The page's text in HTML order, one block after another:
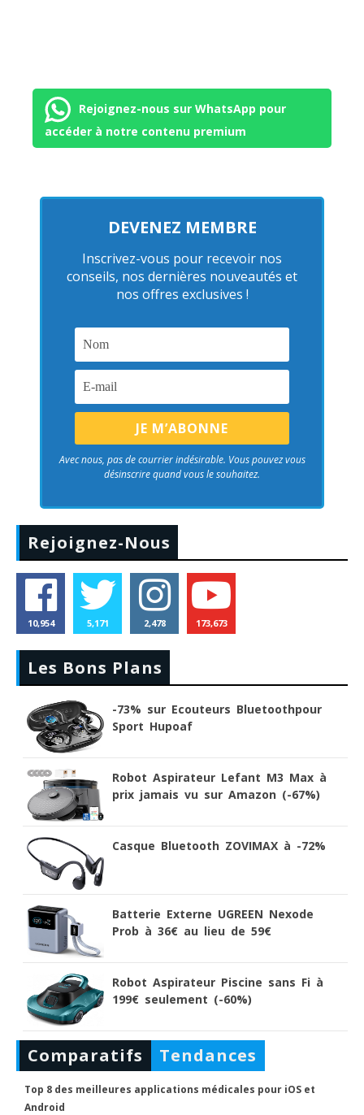
Rejoignez-nous sur WhatsApp pour
accéder à notre contenu premium
DEVENEZ MEMBRE
Inscrivez-vous pour recevoir nos
conseils, nos dernières nouveautés et
nos offres exclusives !
Avec nous, pas de courrier indésirable. Vous pouvez vous
désinscrire quand vous le souhaitez.
Rejoignez-Nous
10,954 5,171 2,478 173,673
Les Bons Plans
-73% sur Ecouteurs Bluetoothpour
Sport Hupoaf
Robot Aspirateur Lefant M3 Max à
prix jamais vu sur Amazon (-67%)
Casque Bluetooth ZOVIMAX à -72%
Batterie Externe UGREEN Nexode
Prob à 36€ au lieu de 59€
Robot Aspirateur Piscine sans Fi à
199€ seulement (-60%)
Comparatifs Tendances
Top 8 des meilleures applications médicales pour iOS et
Android